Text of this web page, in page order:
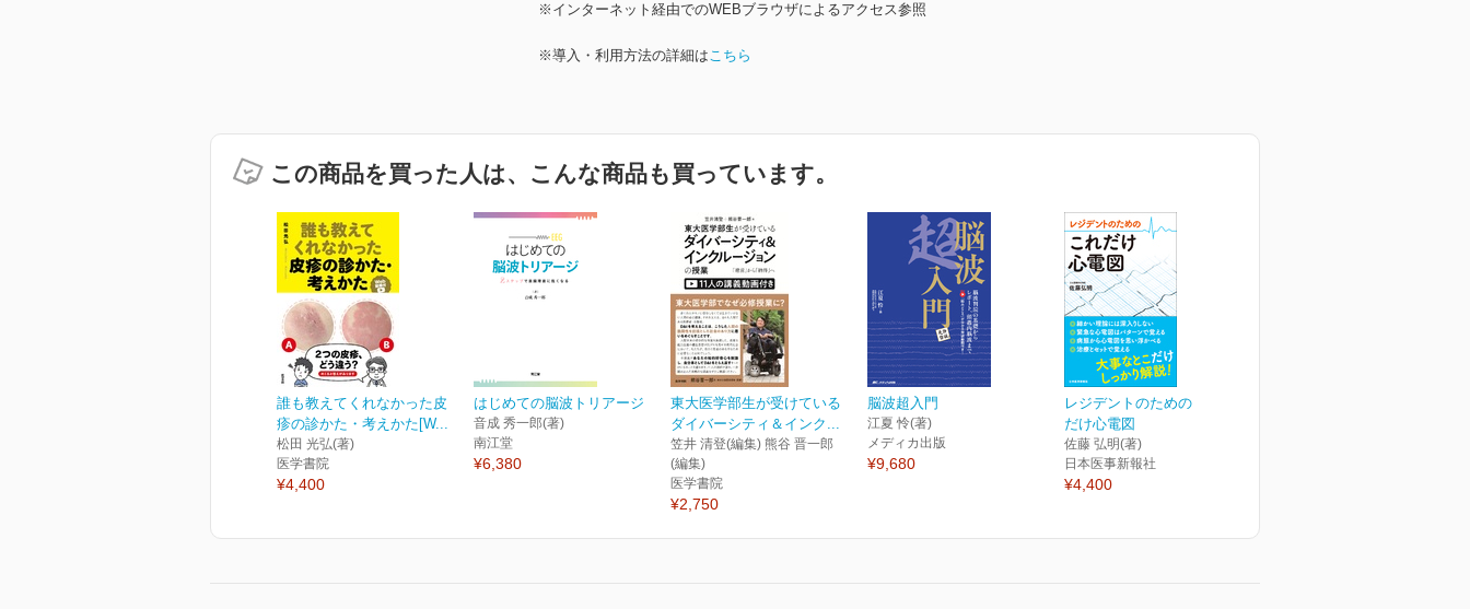
※インターネット経由でのWEBブラウザによるアクセス参照
※導入・利用方法の詳細はこちら
この商品を買った人は、こんな商品も買っています。
誰も教えてくれなかった皮
疹の診かた・考えかた[W...
松田 光弘(著)
医学書院
¥4,400
はじめての脳波トリアージ
音成 秀一郎(著)
南江堂
¥6,380
東大医学部生が受けている
ダイバーシティ＆インク...
笠井 清登(編集) 熊谷 晋一郎
(編集)
医学書院
¥2,750
脳波超入門
江夏 怜(著)
メディカ出版
¥9,680
レジデントのための これ
だけ心電図
佐藤 弘明(著)
日本医事新報社
¥4,400